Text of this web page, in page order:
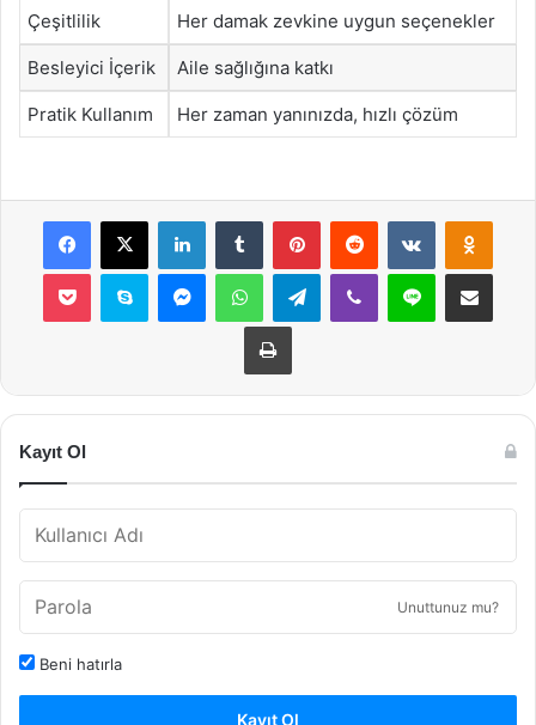
Çeşitlilik Her damak zevkine uygun seçenekler
Besleyici İçerik Aile sağlığına katkı
Pratik Kullanım Her zaman yanınızda, hızlı çözüm
Facebook
X LinkedInTumblr PinterestReddit VKontakte
Pocket Skype MessengerWhatsAppTelegramViber Line E-Posta ile
Yazdır
Kayıt Ol
Unuttunuz mu?
Beni hatırla
Kayıt Ol